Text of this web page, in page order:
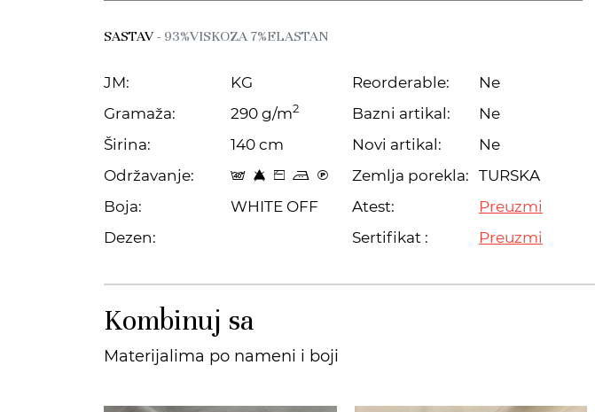
SASTAV- 93%VISKOZA 7%ELASTAN
JM:
KG
Gramaža:
290 g/m2
Širina:
140 cm
Održavanje:
t 8 Z p C
Boja:
WHITE OFF
Dezen:
Reorderable:
Ne
Bazni artikal:
Ne
Novi artikal:
Ne
Zemlja porekla: TURSKA
Atest:
Preuzmi
Sertifikat :
Preuzmi
Kombinuj sa
Materijalima po nameni i boji